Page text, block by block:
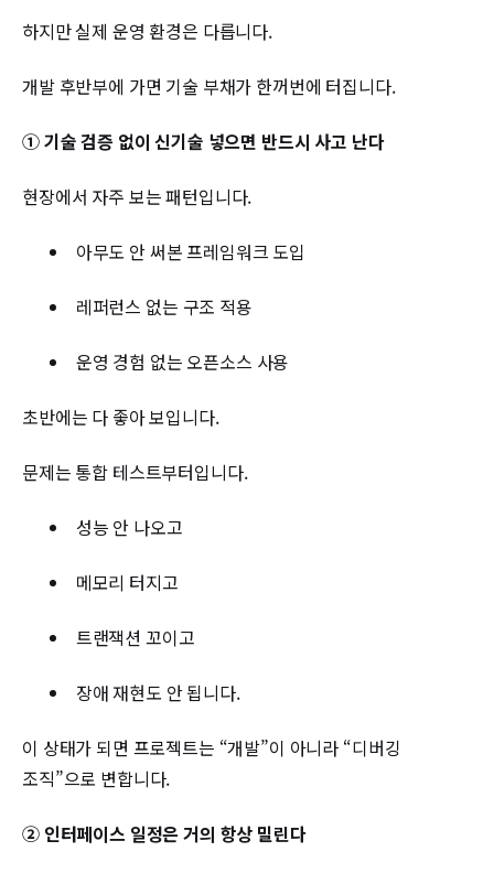
하지만 실제 운영 환경은 다릅니다.
개발 후반부에 가면 기술 부채가 한꺼번에 터집니다.
① 기술 검증 없이 신기술 넣으면 반드시 사고 난다
현장에서 자주 보는 패턴입니다.
아무도 안 써본 프레임워크 도입
레퍼런스 없는 구조 적용
운영 경험 없는 오픈소스 사용
초반에는 다 좋아 보입니다.
문제는 통합 테스트부터입니다.
성능 안 나오고
메모리 터지고
트랜잭션 꼬이고
장애 재현도 안 됩니다.
이 상태가 되면 프로젝트는 “개발”이 아니라 “디버깅
조직”으로 변합니다.
② 인터페이스 일정은 거의 항상 밀린다